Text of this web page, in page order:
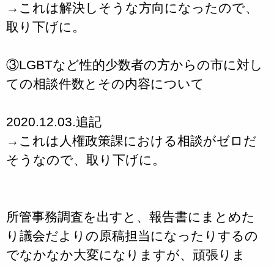
→これは解決しそうな方向になったので、
取り下げに。
③LGBTなど性的少数者の方からの市に対し
ての相談件数とその内容について
2020.12.03.追記
→これは人権政策課における相談がゼロだ
そうなので、取り下げに。
所管事務調査を出すと、報告書にまとめた
り議会だよりの原稿担当になったりするの
でなかなか大変になりますが、頑張りま